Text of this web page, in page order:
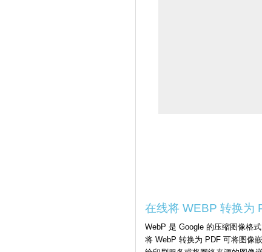
在线将 WEBP 转换为
WebP 是 Google 的压缩图像格
将 WebP 转换为 PDF 可将图像